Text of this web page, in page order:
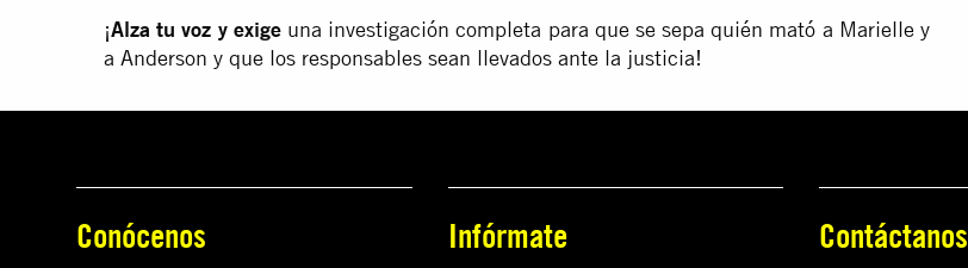
¡Alza tu voz y exige una investigación completa para que se sepa quién mató a Marielle y
a Anderson y que los responsables sean llevados ante la justicia!
Conócenos Infórmate Contáctanos